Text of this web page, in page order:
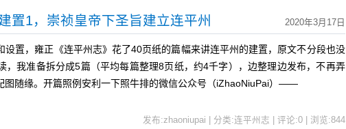
2020年3月17日
置1，崇祯皇帝下圣旨建立连平州
置，雍正《连平州志》花了40页纸的篇幅来讲连平州的建置，原文不分段也没
，我准备拆分成5篇（平均每篇整理8页纸，约4千字），边整理边发布，不再弄
图随缘。开篇照例安利一下照牛排的微信公众号（iZhaoNiuPai）——
发布:zhaoniupai | 分类:连平州志 | 评论:0 | 浏览:844